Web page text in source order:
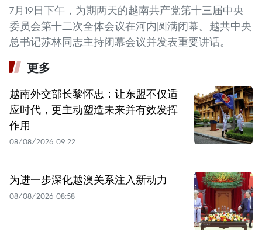
7月19日下午，为期两天的越南共产党第十三届中央
委员会第十二次全体会议在河内圆满闭幕。越共中央
总书记苏林同志主持闭幕会议并发表重要讲话。
更多
越南外交部长黎怀忠：让东盟不仅适
应时代，更主动塑造未来并有效发挥
作用
08/08/2026 09:22
为进一步深化越澳关系注入新动力
08/08/2026 08:58